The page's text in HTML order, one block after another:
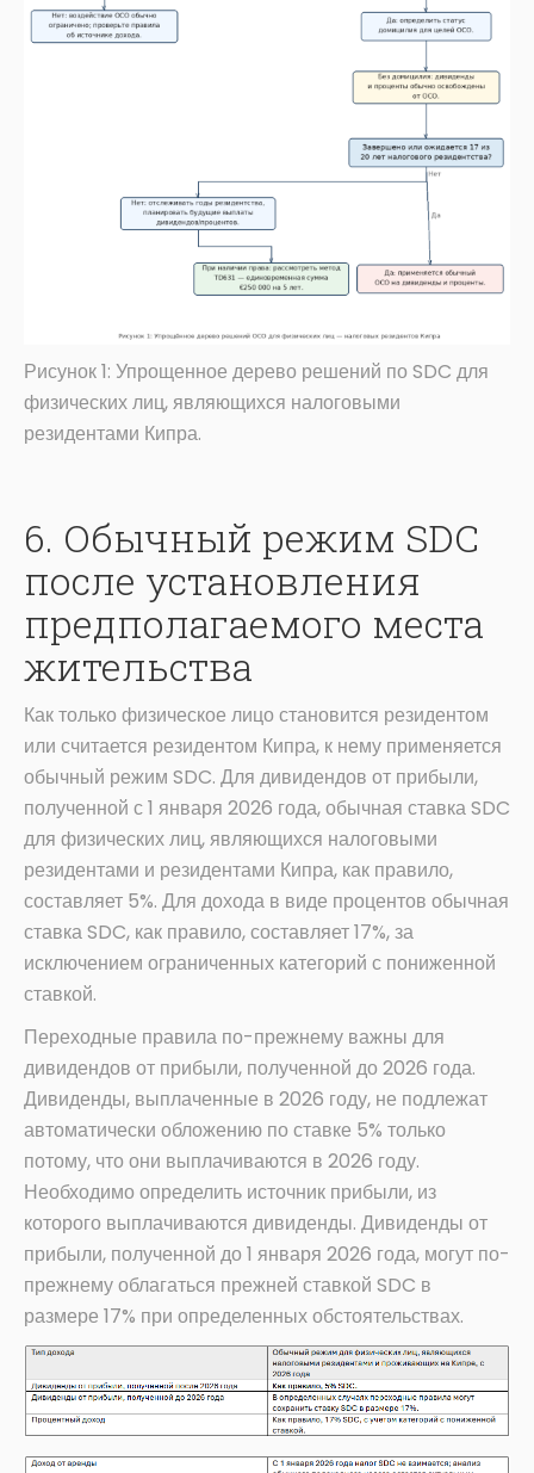
Рисунок 1: Упрощенное дерево решений по SDC для
физических лиц, являющихся налоговыми
резидентами Кипра.
6. Обычный режим SDC
после установления
предполагаемого места
жительства
Как только физическое лицо становится резидентом
или считается резидентом Кипра, к нему применяется
обычный режим SDC. Для дивидендов от прибыли,
полученной с 1 января 2026 года, обычная ставка SDC
для физических лиц, являющихся налоговыми
резидентами и резидентами Кипра, как правило,
составляет 5%. Для дохода в виде процентов обычная
ставка SDC, как правило, составляет 17%, за
исключением ограниченных категорий с пониженной
ставкой.
Переходные правила по-прежнему важны для
дивидендов от прибыли, полученной до 2026 года.
Дивиденды, выплаченные в 2026 году, не подлежат
автоматически обложению по ставке 5% только
потому, что они выплачиваются в 2026 году.
Необходимо определить источник прибыли, из
которого выплачиваются дивиденды. Дивиденды от
прибыли, полученной до 1 января 2026 года, могут по-
прежнему облагаться прежней ставкой SDC в
размере 17% при определенных обстоятельствах.